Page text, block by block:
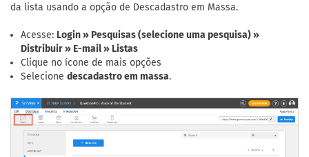
da lista usando a opção de Descadastro em Massa.
Acesse: Login » Pesquisas (selecione uma pesquisa) »
Distribuir » E-mail » Listas
Clique no ícone de mais opções
Selecione descadastro em massa.